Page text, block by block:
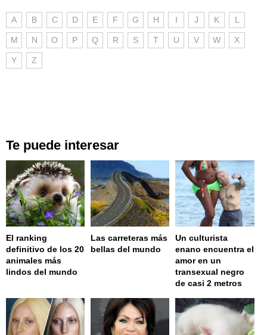
A B C D E F G H I J K L
M N O P Q R S T U V W X
Y Z
Te puede interesar
El ranking
definitivo de los 20
animales más
lindos del mundo
Las carreteras más
bellas del mundo
Un culturista
enano encuentra el
amor en un
transexual negro
de casi 2 metros